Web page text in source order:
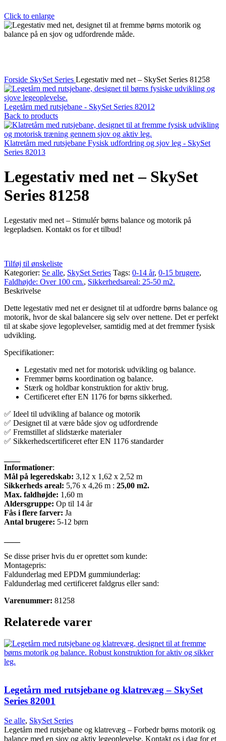
Click to enlarge
Forside SkySet Series Legestativ med net – SkySet Series 81258
Legetårn med rutsjebane - SkySet Series 82012
Back to products
Klatretårn med rutsjebane Fysisk udfordring og sjov leg - SkySet
Series 82013
Legestativ med net – SkySet
Series 81258
Legestativ med net – Stimulér børns balance og motorik på
legepladsen. Kontakt os for et tilbud!
Tilføj til ønskeliste
Kategorier: Se alle, SkySet Series Tags: 0-14 år, 0-15 brugere,
Faldhøjde: Over 100 cm., Sikkerhedsareal: 25-50 m2.
Beskrivelse
Dette legestativ med net er designet til at udfordre børns balance og
motorik, hvor de skal balancere sig selv over nettene. Det er perfekt
til at skabe sjove legoplevelser, samtidig med at det fremmer fysisk
udvikling.
Specifikationer:
Legestativ med net for motorisk udvikling og balance.
Fremmer børns koordination og balance.
Stærk og holdbar konstruktion for aktiv brug.
Certificeret efter EN 1176 for børns sikkerhed.
✅ Ideel til udvikling af balance og motorik
✅ Designet til at være både sjov og udfordrende
✅ Fremstillet af slidstærke materialer
✅ Sikkerhedscertificeret efter EN 1176 standarder
Informationer:
Mål på legeredskab: 3,12 x 1,62 x 2,52 m
Sikkerheds areal: 5,76 x 4,26 m : 25,00 m2.
Max. faldhøjde: 1,60 m
Aldersgruppe: Op til 14 år
Fås i flere farver: Ja
Antal brugere: 5-12 børn
Se disse priser hvis du er oprettet som kunde:
Montagepris:
Faldunderlag med EPDM gummiunderlag:
Faldunderlag med certificeret faldgrus eller sand:
Varenummer: 81258
Relaterede varer
Legetårn med rutsjebane og klatrevæg – SkySet
Series 82001
Se alle, SkySet Series
Legetårn med rutsjebane og klatrevæg – Forbedr børns motorik og
balance med en sjov og aktiv legeoplevelse. Kontakt os i dag for et